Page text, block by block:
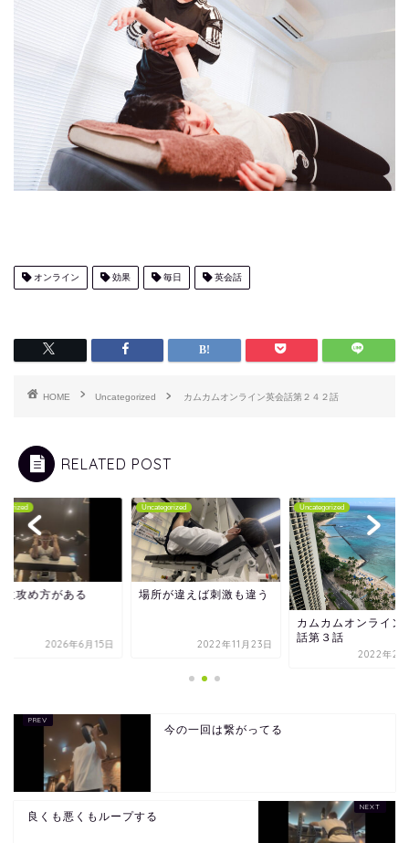
オンライン 効果 毎日 英会話
HOME Uncategorized カムカムオンライン英会話第２４２話
RELATED POST
位攻め方がある
2026年6月15日
Uncategorized
場所が違えば刺激も違う
2022年11月23日
Uncategorized
カムカムオンライン
話第３話
2022年2
今の一回は繋がってる
良くも悪くもループする